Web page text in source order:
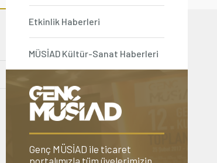
Etkinlik Haberleri
MÜSİAD Kültür-Sanat Haberleri
Genç MÜSİAD ile ticaret
portalımızla tüm üyelerimizin